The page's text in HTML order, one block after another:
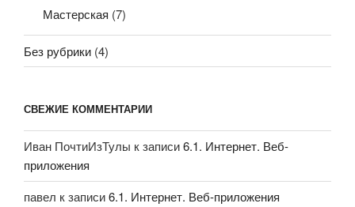
Мастерская (7)
Без рубрики (4)
СВЕЖИЕ КОММЕНТАРИИ
Иван ПочтиИзТулы к записи6.1. Интернет. Веб-
приложения
павел к записи6.1. Интернет. Веб-приложения